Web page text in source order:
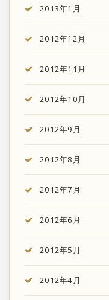
2013年1月
2012年12月
2012年11月
2012年10月
2012年9月
2012年8月
2012年7月
2012年6月
2012年5月
2012年4月